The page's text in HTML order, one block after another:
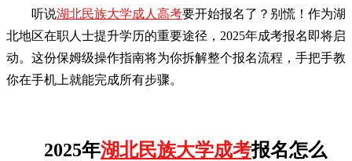
听说湖北民族大学成人高考要开始报名了？别慌！作为湖
北地区在职人士提升学历的重要途径，2025年成考报名即将启
动。这份保姆级操作指南将为你拆解整个报名流程，手把手教
你在手机上就能完成所有步骤。
2025年湖北民族大学成考报名怎么